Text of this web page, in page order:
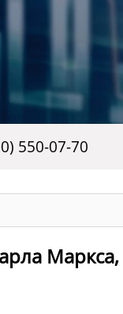
550-07-70